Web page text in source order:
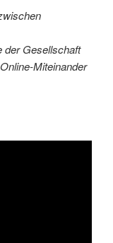
der Gesellschaft
Miteinander